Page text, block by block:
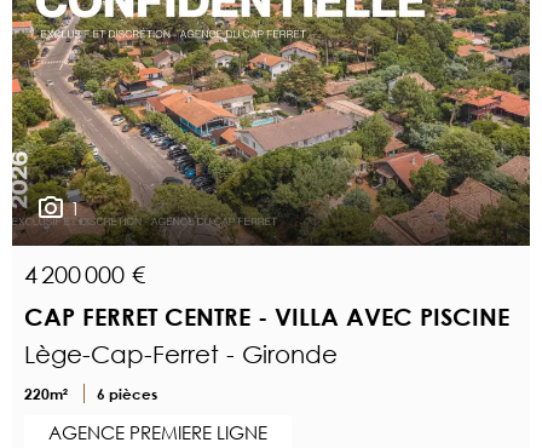
1
4 200 000 €
CAP FERRET CENTRE - VILLA AVEC PISCINE
Lège-Cap-Ferret - Gironde
220m² 6 pièces
AGENCE PREMIERE LIGNE